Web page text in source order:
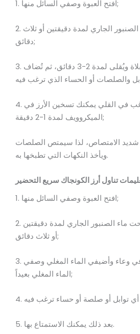
1. افتح العبوة وصفي السائل منها;
2. اشطف الأرز تحت ماء الصنبور الجاري لمدة دقيقتين أو ثلاث
دقائق;
3. يُضاف الأرز إلى مقلاة ويُقلى لمدة 2-3 دقائق، ثم تُضاف
4. إذا كنت لا ترغب في القلي يمكنك تسخين الأرز في
الميكروويف لمدة 1-2 دقيقة;
شديد الامتصاص، لذا سيمتص الصلصات
ويأخذ النكهات التي تطبخها به.
1. افتح العبوة وصفي السائل منها;
2. اغسل أرز الكونجاك تحت ماء الصنبور الجاري لمدة دقيقتين
أو ثلاث دقائق;
3. ضعي أرز الكونجاك في وعاء وأضيفي الماء المغلي وصفي
الماء المغلي بعيداً;
5. بعد ذلك يمكنك الاستمتاع بها.